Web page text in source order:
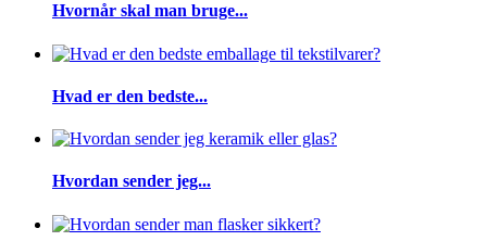
Hvornår skal man bruge...
Hvad er den bedste...
Hvordan sender jeg...